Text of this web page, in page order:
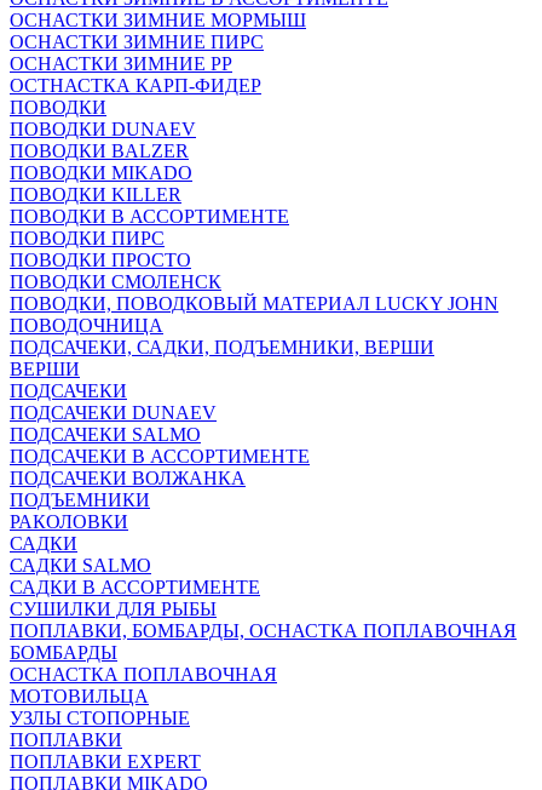
ОСНАСТКИ ЗИМНИЕ МОРМЫШ
ОСНАСТКИ ЗИМНИЕ ПИРС
ОСНАСТКИ ЗИМНИЕ РР
ОСТНАСТКА КАРП-ФИДЕР
ПОВОДКИ
ПОВОДКИ DUNAEV
ПОВОДКИ BALZER
ПОВОДКИ MIKADO
ПОВОДКИ KILLER
ПОВОДКИ В АССОРТИМЕНТЕ
ПОВОДКИ ПИРС
ПОВОДКИ ПРОСТО
ПОВОДКИ СМОЛЕНСК
ПОВОДКИ, ПОВОДКОВЫЙ МАТЕРИАЛ LUCKY JOHN
ПОВОДОЧНИЦА
ПОДСАЧЕКИ, САДКИ, ПОДЪЕМНИКИ, ВЕРШИ
ВЕРШИ
ПОДСАЧЕКИ
ПОДСАЧЕКИ DUNAEV
ПОДСАЧЕКИ SALMO
ПОДСАЧЕКИ В АССОРТИМЕНТЕ
ПОДСАЧЕКИ ВОЛЖАНКА
ПОДЪЕМНИКИ
РАКОЛОВКИ
САДКИ
САДКИ SALMO
САДКИ В АССОРТИМЕНТЕ
СУШИЛКИ ДЛЯ РЫБЫ
ПОПЛАВКИ, БОМБАРДЫ, ОСНАСТКА ПОПЛАВОЧНАЯ
БОМБАРДЫ
ОСНАСТКА ПОПЛАВОЧНАЯ
МОТОВИЛЬЦА
УЗЛЫ СТОПОРНЫЕ
ПОПЛАВКИ
ПОПЛАВКИ EXPERT
ПОПЛАВКИ MIKADO